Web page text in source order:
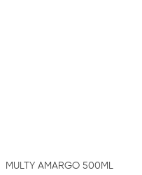
MULTY AMARGO 500ML